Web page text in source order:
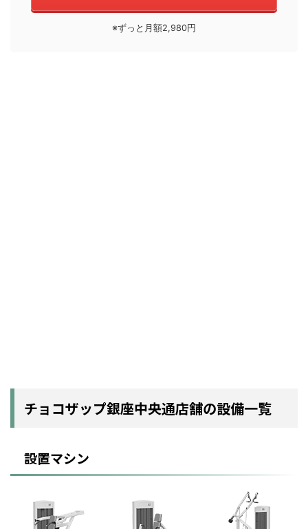
※ずっと月額2,980円
チョコザップ銀座中央通店舗の設備一覧
設置マシン